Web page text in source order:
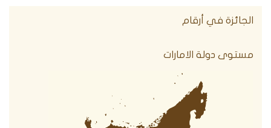
الجائزة في أرقام
مستوى دولة الامارات